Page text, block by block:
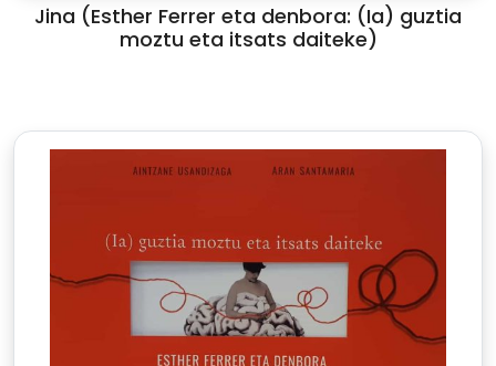
Jina (Esther Ferrer eta denbora: (Ia) guztia
moztu eta itsats daiteke)